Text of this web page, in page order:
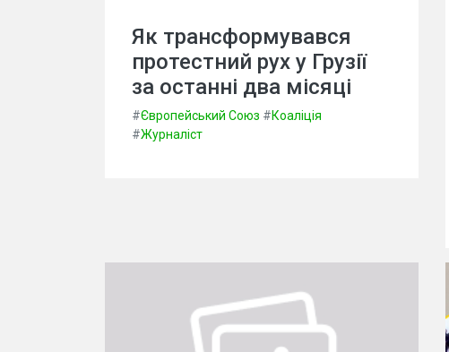
Як трансформувався
протестний рух у Грузії
за останні два місяці
#Європейський Союз #Коаліція
#Журналіст